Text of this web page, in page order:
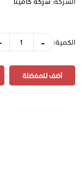
الكمية: -
أضف للمفضلة